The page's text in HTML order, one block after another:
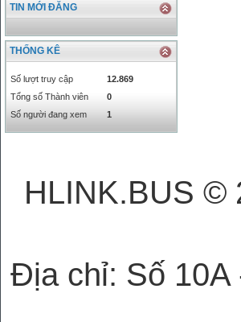
TIN MỚI ĐĂNG
THỐNG KÊ
Số lượt truy cập
12.869
Tổng số Thành viên
0
Số người đang xem
1
HLINK.BUS ©
Địa chỉ: Số 10A